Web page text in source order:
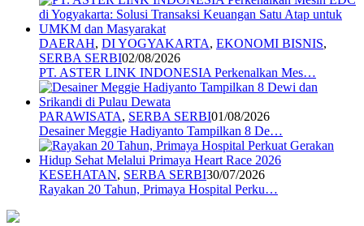
DAERAH, DI YOGYAKARTA, EKONOMI BISNIS,
SERBA SERBI02/08/2026
PT. ASTER LINK INDONESIA Perkenalkan Mes…
PARAWISATA, SERBA SERBI01/08/2026
Desainer Meggie Hadiyanto Tampilkan 8 De…
KESEHATAN, SERBA SERBI30/07/2026
Rayakan 20 Tahun, Primaya Hospital Perku…